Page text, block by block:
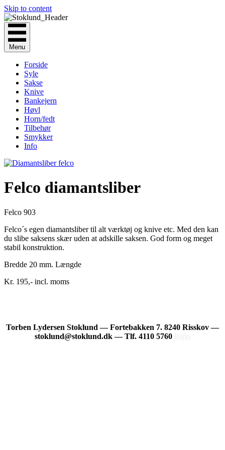
Skip to content
Menu
Forside
Syle
Sakse
Knive
Bankejern
Høvl
Horn/fedt
Tilbehør
Smykker
Info
Felco diamantsliber
Felco 903
Felco´s egen diamantsliber til alt værktøj og knive etc. Med den kan
du slibe saksens skær uden at adskille saksen. God form og meget
stabil konstruktion.
Bredde 20 mm. Længde
Kr. 195,- incl. moms
Torben Lydersen Stoklund — Fortebakken 7. 8240 Risskov —
stoklund@stoklund.dk — Tlf. 4110 5760